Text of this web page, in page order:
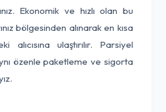
Ekonomik ve hızlı olan bu
bölgesinden alınarak en kısa
alıcısına ulaştırılır. Parsiyel
özenle paketleme ve sigorta